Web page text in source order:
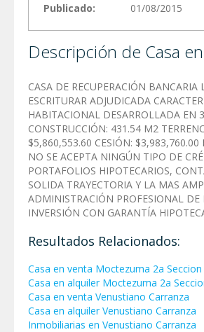
Publicado:
01/08/2015
Descripción de Casa
CASA DE RECUPERACIÓN BANCARIA
ESCRITURAR ADJUDICADA
HABITACIONAL DESARROLLADA EN
CONSTRUCCIÓN: 431.54 M2
$5,860,553.60 CESIÓN: $3,983,760.00
NO SE ACEPTA NINGÚN TIPO DE
PORTAFOLIOS HIPOTECARIOS,
SOLIDA TRAYECTORIA Y LA MAS
ADMINISTRACIÓN PROFESIONAL DE
INVERSIÓN CON GARANTÍA
Resultados Relacionados:
Casa en venta Moctezuma 2a Seccion
Casa en alquiler Moctezuma 2a
Casa en venta Venustiano Carranza
Casa en alquiler Venustiano Carranza
Inmobiliarias en Venustiano Carranza